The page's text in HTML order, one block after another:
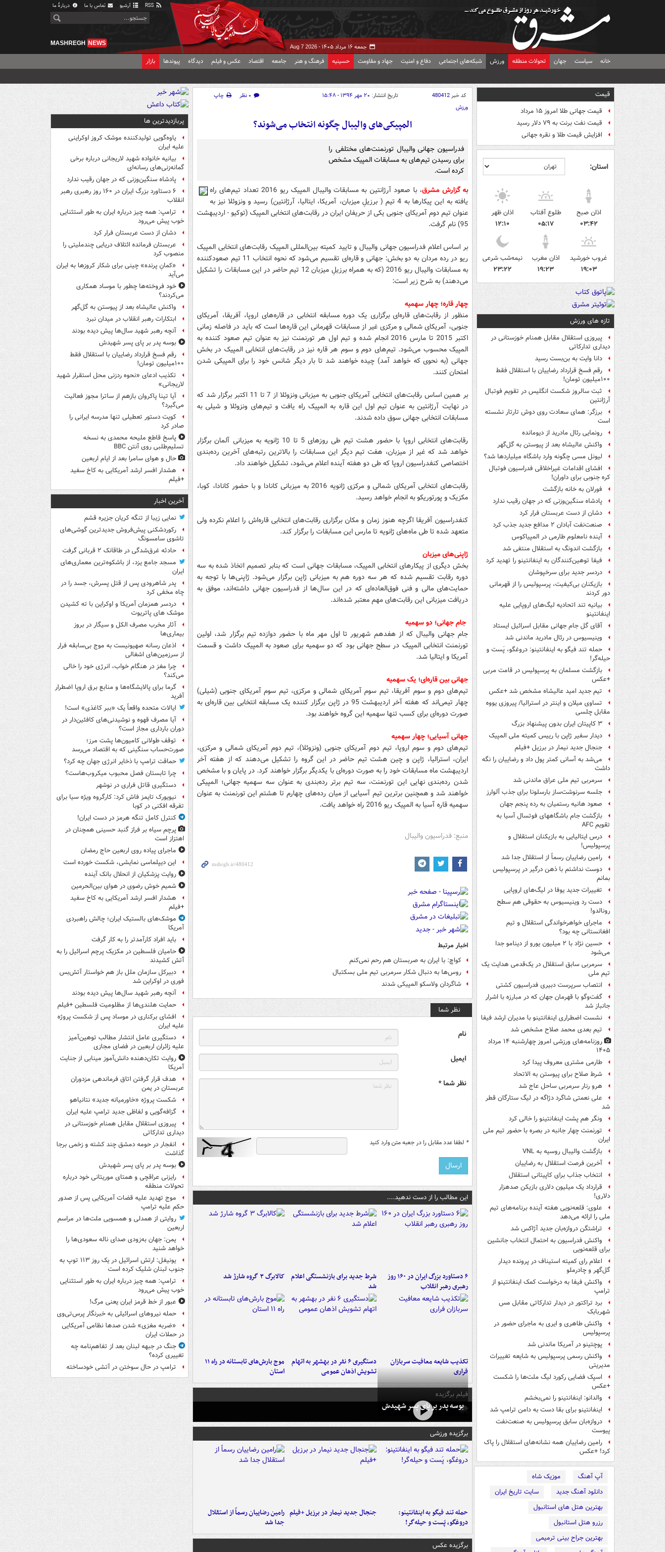
آرشیو تماس با ما دربارهٔ ما
جمعه ۱۶ مرداد ۱۴۰۵ - Aug 7 2026
MASHREGH NEWS
خانه سیاست جهان تحولات منطقه ورزش شبکه‌های اجتماعی دفاع و امنیت جهاد و مقاومت حسینیه فرهنگ و هنر جامعه اقتصاد عکس و فیلم دیدگاه پیوندها بازار
قیمت
قیمت جهانی طلا امروز ۱۵ مرداد
قیمت نفت برنت به ۷۹ دلار رسید
افزایش قیمت طلا و نقره جهانی
استان:
اذان صبح
۰۳:۴۲
طلوع آفتاب
۰۵:۱۷
اذان ظهر
۱۲:۱۰
غروب خورشید
۱۹:۰۳
اذان مغرب
۱۹:۲۳
نیمه‌شب شرعی
۲۳:۲۲
تازه های ورزش
پیروزی استقلال مقابل همنام خوزستانی در
دیداری تدارکاتی
دانا وایت به بن‌بست رسید
رقم فسخ قرارداد رضاییان با استقلال فقط
۱۰۰میلیون تومان!
ثبت سالروز شکست انگلیس در تقویم فوتبال
آرژانتین
برزگر: همای سعادت روی دوش تارتار نشسته
است
رونمایی رئال مادرید از دیومانده
واکنش عالیشاه بعد از پیوستن به گل‌گهر
لیونل مسی چگونه وارد باشگاه میلیاردها شد؟
افشای اقدامات غیراخلاقی فدراسیون فوتبال
کره جنوبی برای داوران!
فورلان به خانه بازگشت
پادشاه سنگین‌وزنی که در جهان رقیب ندارد
دشان از دست عربستان فرار کرد
صنعت‌نفت آبادان ۲ مدافع جدید جذب کرد
آینده نامعلوم طارمی در المپیاکوس
بازگشت اندونگ به استقلال منتفی شد
فیفا توهین‌کنندگان به اینفانتینو را تهدید کرد
دردسر جدید برای سرخپوشان
بازیکنان بی‌کیفیت، پرسپولیس را از قهرمانی
دور کردند
بیانیه تند اتحادیه لیگ‌های اروپایی علیه
اینفانتینو
آقای گل جام جهانی مقابل اسرائیل ایستاد
وینیسیوس در رئال مادرید ماندنی شد
حمله تند فیگو به اینفانتینو: دروغگو، پَست‌ و
حیله‌گر!
بازگشت مسلمان به پرسپولیس در قامت مربی
+عکس
تیم جدید امید عالیشاه مشخص شد +عکس
تساوی میلان و اینتر در استرالیا/ پیروزی یووه
مقابل چلسی
۳ کاپیتان ایران بدون پیشنهاد بزرگ
دیدار سفیر ژاپن با رییس کمیته ملی المپیک
جنجال جدید نیمار در برزیل +فیلم
می‌شد به آسانی کمتر پول داد و رضاییان را نگه
داشت
سرمربی تیم ملی عراق ماندنی شد
جلسه سرنوشت‌ساز بارسلونا برای جذب آلوارز
صعود هانیه رستمیان به رده پنجم جهان
بازگشت جام باشگاههای فوتسال آسیا به
تقویم AFC
درس ایتالیایی‌ به بازیکنان استقلال و
پرسپولیس!
رامین رضاییان رسماً از استقلال جدا شد
دوست نداشتم با ذهن درگیر در پرسپولیس
بمانم
تغییرات جدید یوفا در لیگ‌های اروپایی
دست رد وینیسیوس به حقوقی هم سطح
رونالدو!
ماجرای خواهرخواندگی استقلال و تیم
افغانستانی چه بود؟
حسین نژاد با ۲ میلیون یورو از دینامو جدا
می‌شود
سرمربی سابق استقلال در یک‌قدمی هدایت یک
تیم ملی
انتصاب سرپرست دبیری فدراسیون کشتی
گفت‌وگو با قهرمان جهان که در مبارزه با اشرار
جانباز شد
نشست اضطراری اینفانتینو با مدیران ارشد فیفا
تیم بعدی محمد صلاح مشخص شد
روزنامه‌های ورزشی امروز چهارشنبه ۱۴ مرداد
۱۴۰۵
طارمی مشتری معروف پیدا کرد
شرط صلاح برای پیوستن به الاتحاد
هرو رنار سرمربی ساحل عاج شد
علی نعمتی شاگرد دژاگه در لیگ ستارگان قطر
شد
ونگر هم پشت اینفانتینو را خالی کرد
تورنمنت چهار جانبه در بصره با حضور تیم ملی
ایران
بازگشت والیبال روسیه به VNL
آخرین فرصت استقلال به رضاییان
انتخاب جذاب برای کاپیتانی استقلال
قرارداد یک میلیون دلاری بازیکن صدهزار
دلاری!
علوی: قلعه‌نویی هفته آینده برنامه‌های تیم
ملی را ارائه می‌دهد
تراِشتگن دروازه‌بان جدید آژاکس شد
واکنش فدراسیون به احتمال انتخاب جانشین
برای قلعه‌نویی
اعلام رای کمیته استیناف در پرونده دیدار
گل‌گهر و چادرملو
واکنش فیفا به درخواست کمک اینفانتینو از
ترامپ
برد تراکتور در دیدار تدارکاتی مقابل مس
شهربابک
واکنش طاهری و ایری به ماجرای حضور در
پرسپولیس
پوچتینو در آمریکا ماندنی شد
واکنش رسمی پرسپولیس به شایعه تغییرات
مدیریتی
اسپک فضایی رکورد لیگ ملت‌ها را شکست
+عکس
والدانو: اینفانتینو را نمی‌بخشم
اینفانتینو برای بقا دست به دامن ترامپ شد
دروازه‌بان سابق پرسپولیس به صنعت‌نفت
پیوست
رامین رضاییان همه نشانه‌های استقلال را پاک
کرد! +عکس
آپ آهنگ
موزیک شاه
دانلود آهنگ جدید
سایت تاریخ ایران
بهترین هتل های استانبول
رزرو هتل استانبول
بهترین جراح بینی ترمیمی
کد خبر480412 تاریخ انتشار: ۲۰ مهر ۱۳۹۴ - ۱۵:۴۸ ۰ نظر
چاپ
ورزش
المپیکی‌های والیبال چگونه انتخاب می‌شوند؟
فدراسیون جهانی والیبال تورنمنت‌های مختلفی را
برای رسیدن تیم‌های به مسابقات المپیک مشخص
کرده است.
به گزارش مشرق
، با صعود آرژانتین به مسابقات والیبال المپیک ریو 2016 تعداد تیم‌های راه
یافته به این پیکارها به 4 تیم ( برزیلِ میزبان، آمریکا، ایتالیا، آرژانتین) رسید و ونزوئلا نیز به
عنوان تیم دوم آمریکای جنوبی یکی از حریفان ایران در رقابت‌های انتخابی المپیک (توکیو - اردیبهشت
95) نام گرفت.
بر اساس اعلام فدراسیون جهانی والیبال و تایید کمیته بین‌المللی المپیک رقابت‌های انتخابی المپیک
ریو در رده مردان به دو بخش: جهانی و قاره‌ای تقسیم می‌شود که نحوه انتخاب 11 تیم صعودکننده
به مسابقات والیبال ریو 2016 (که به همراه برزیلِ میزبان 12 تیم حاضر در این مسابقات را تشکیل
می‌دهند) به شرح زیر است:
چهار قاره؛ چهار سهمیه
منظور از رقابت‌های قاره‌ای برگزاری یک دوره مسابقه انتخابی در قاره‌های اروپا، آفریقا، آمریکای
جنوبی، آمریکای شمالی و مرکزی غیر از مسابقات قهرمانی این قاره‌ها است که باید در فاصله زمانی
اکتبر 2015 تا مارس 2016 انجام شده و تیم اول هر تورنمنت نیز به عنوان تیم صعود کننده به
المپیک محسوب می‌شود. تیم‌های دوم و سوم هر قاره نیز در رقابت‌های انتخابی المپیک در بخش
جهانی (به نحوی که خواهد آمد) چیده خواهند شد تا بار دیگر شانس خود را برای المپیکی شدن
امتحان کنند.
بر همین اساس رقابت‌های انتخابی آمریکای جنوبی به میزبانی ونزوئلا از 7 تا 11 اکتبر برگزار شد که
در نهایت آرژانتین به عنوان تیم اول این قاره به المپیک راه یافت و تیم‌های ونزوئلا و شیلی به
مسابقات انتخابی جهانی سوق داده شدند.
رقابت‌های انتخابی اروپا با حضور هشت تیم طی روزهای 5 تا 10 ژانویه به میزبانی آلمان برگزار
خواهد شد که غیر از میزبان، هفت تیم دیگر این مسابقات را بالاترین رتبه‌های آخرین رده‌بندی
اختصاصی کنفدراسیون اروپا که طی دو هفته آینده اعلام می‌شود، تشکیل خواهند داد.
رقابت‌های انتخابی آمریکای شمالی و مرکزی ژانویه 2016 به میزبانی کانادا و با حضور کانادا، کوبا،
مکزیک و پورتوریکو به انجام خواهد رسید.
کنفدراسیون آفریقا اگرچه هنوز زمان و مکان برگزاری رقابت‌های انتخابی قاره‌اش را اعلام نکرده ولی
متعهد شده تا طی ماه‌های ژانویه تا مارس این مسابقات را برگزار کند.
ژاپنی‌های میزبان
بخش دیگری از پیکارهای انتخابی المپیک، مسابقات جهانی است که بنابر تصمیم اتخاذ شده به سه
دوره رقابت تقسیم شده که هر سه دوره هم به میزبانی ژاپن برگزار می‌شود. ژاپنی‌ها با توجه به
حمایت‌های مالی و فنی فوق‌العاده‌ای که در این سال‌ها از فدراسیون جهانی داشته‌اند، موفق به
دریافت میزبانی این رقابت‌های مهم معتبر شده‌اند.
جام جهانی؛ دو سهمیه
جام جهانی والیبال که از هفدهم شهریور تا اول مهر ماه با حضور دوازده تیم برگزار شد، اولین
تورنمنت انتخابی المپیک در سطح جهانی بود که دو سهمیه برای صعود به المپیک داشت و قسمت
آمریکا و ایتالیا شد.
جهانی بین قاره‌ای؛ یک سهمیه
تیم‌های دوم و سوم آفریقا، تیم سوم آمریکای شمالی و مرکزی، تیم سوم آمریکای جنوبی (شیلی)
چهار تیمی‌اند که هفته آخر اردیبهشت 95 در ژاپن برگزار کننده یک مسابقه انتخابی بین قاره‌ای به
صورت دوره‌ای برای کسب تنها سهمیه این گروه خواهند بود.
جهانی آسیایی؛ چهار سهمیه
تیم‌های دوم و سوم اروپا، تیم دوم آمریکای جنوبی (ونزوئلا)، تیم دوم آمریکای شمالی و مرکزی،
ایران، استرالیا، ژاپن و چین هشت تیم حاضر در این گروه را تشکیل می‌دهند که از هفته آخر
اردیبهشت ماه مسابقات خود را به صورت دوره‌ای با یکدیگر برگزار خواهند کرد. در پایان و با مشخص
شدن رده‌بندی نهایی این تورنمنت، سه تیم برتر رده‌بندی به عنوان سه سهمیه جهانی؛ المپیکی
خواهند شد و همچنین برترین تیم آسیایی از میان رده‌های چهارم تا هشتم این تورنمنت به عنوان
سهمیه قاره آسیا به المپیک ریو 2016 راه خواهد یافت.
منبع: فدراسیون والیبال
اخبار مرتبط
کواچ: با ایران به صربستان هم رحم نمی‌کنم
روس‌ها به دنبال شکار سرمربی تیم ملی بسکتبال
شاگردان ولاسکو المپیکی شدند
نظر شما
نام
ایمیل
نظر شما *
* لطفا عدد مقابل را در جعبه متن وارد کنید
این مطالب را از دست ندهید....
۶ دستاورد بزرگ ایران در ۱۶۰ روز
رهبری رهبر انقلاب
شرط جدید برای بازنشستگی اعلام
شد
کالابرگ ۳ گروه شارژ شد
تکذیب شایعه معافیت سربازان
فراری
دستگیری ۶ نفر در بهشهر به اتهام
تشویش اذهان عمومی
موج بارش‌های تابستانه در راه ۱۱
استان
فیلم برگزیده
بوسه‌ پدر بر پای پسر شهیدش
برگزیده ورزشی
حمله تند فیگو به اینفانتینو:
دروغگو، پَست‌ و حیله‌گر!
جنجال جدید نیمار در برزیل +فیلم رامین رضاییان رسماً از استقلال
جدا شد
برگزیده عکس
پربازدیدترین ها
یاوه‌گویی تولیدکننده موشک کروز اوکراینی
علیه ایران
بیانیه خانواده شهید لاریجانی درباره برخی
گمانه‌زنی‌های رسانه‌ای
پادشاه سنگین‌وزنی که در جهان رقیب ندارد
۶ دستاورد بزرگ ایران در ۱۶۰ روز رهبری رهبر
انقلاب
ترامپ: همه چیز درباره ایران به طور استثنایی
خوب پیش می‌رود
دشان از دست عربستان فرار کرد
عربستان فرمانده ائتلاف دریایی چندملیتی را
منصوب کرد
«کمانِ پرنده» چینی برای شکار کروزها به ایران
می‌آید
خود فروخته‌ها چطور با موساد همکاری
می‌کردند؟
واکنش عالیشاه بعد از پیوستن به گل‌گهر
ابتکارات رهبر انقلاب در میدان نبرد
آنچه رهبر شهید سال‌ها پیش دیده بودند
بوسه‌ پدر بر پای پسر شهیدش
رقم فسخ قرارداد رضاییان با استقلال فقط
۱۰۰میلیون تومان!
تکذیب ادعای «نحوه ردزنی محل استقرار شهید
لاریجانی»
آیا تینا پاکروان بازهم از ساترا مجوز فعالیت
می‌گیرد؟
کویت دستور تعطیلی تنها مدرسه ایرانی را
صادر کرد
پاسخ قاطع ملیحه محمدی به نسخه
تسلیم‌طلبی روی آنتن BBC
حال و هوای سامرا بعد از ایام اربعین
هشدار افسر ارشد آمریکایی به کاخ سفید
+فیلم
آخرین اخبار
نمایی زیبا از تنگه کریان جزیره قشم
رکوردشکنی پیش‌فروش جدیدترین گوشی‌های
تاشوی سامسونگ
حادثه غرق‌شدگی در طاقانک ۲ قربانی گرفت
مسجد جامع یزد، از باشکوه‌ترین معماری‌های
ایران
پدر شاهرودی پس از قتل پسرش، جسد را در
چاه مخفی کرد
دردسر همزمان آمریکا و اوکراین با ته کشیدن
موشک های پاتریوت
آثار مخرب مصرف الکل و سیگار در بروز
بیماری‌ها
اذعان رسانه صهیونیست به موج بی‌سابقه فرار
از سرزمین‌های اشغالی
چرا مغز در هنگام خواب، انرژی خود را خالی
می‌کند؟
گرما برای پالایشگاه‌ها و منابع برق اروپا اضطرار
آفرید
ایالات متحده واقعاً یک «ببر کاغذی» است!
آیا مصرف قهوه و نوشیدنی‌های کافئین‌دار در
دوران بارداری مجاز است؟
توقف طولانی کامیون‌ها پشت مرز؛
صورت‌حساب سنگینی که به اقتصاد می‌رسد
حماقت ترامپ با ذخایر انرژی جهان چه کرد؟
چرا تابستان فصل محبوب میکروب‌هاست؟
دستگیری قاتل فراری در نوشهر
نیویورک تایمز فاش کرد: کارگروه ویژه سیا برای
تفرقه افکنی در کوبا
کنترل کامل تنگه هرمز در دست ایران!
پرچم سیاه بر فراز گنبد حسینی همچنان در
اهتزاز است
ماجرای پیاده روی اربعین حاج رمضان
این دیپلماسی نمایشی، شکست خورده است
روایت پزشکیان از انحلال بانک آینده
شمیم خوش رضوی در هوای بین‌الحرمین
هشدار افسر ارشد آمریکایی به کاخ سفید
+فیلم
موشک‌های بالستیک ایران؛ چالش راهبردی
آمریکا
باید افراد کارآمدتر را به کار گرفت
حامیان فلسطین در مکزیک پرچم اسرائیل را به
آتش کشیدند
دبیرکل سازمان ملل باز هم خواستار آتش‌بس
فوری در اوکراین شد
آنچه رهبر شهید سال‌ها پیش دیده بودند
حمایت هلندی‌ها از مظلومیت فلسطین +فیلم
افشای برکناری در موساد پس از شکست پروژه
علیه ایران
دستگیری عامل انتشار مطالب توهین‌آمیز
علیه زائران اربعین در فضای مجازی
روایت تکان‌دهنده دانش‌آموز مینابی از جنایت
آمریکا
هدف قرار گرفتن اتاق‌ فرماندهی مزدوران
عربستان در یمن
شکست پروژه «خاورمیانه جدید» نتانیاهو
گزافه‌گویی و لفاظی جدید ترامپ علیه ایران
پیروزی استقلال مقابل همنام خوزستانی در
دیداری تدارکاتی
انفجار در حومه دمشق چند کشته و زخمی برجا
گذاشت
بوسه‌ پدر بر پای پسر شهیدش
رایزنی عراقچی و همتای موریتانی خود درباره
تحولات منطقه
موج تهدید علیه قضات آمریکایی پس از صدور
حکم علیه ترامپ
روایتی از همدلی و همسویی ملت‌ها در مراسم
اربعین
یمن: جهان به‌زودی صدای ناله سعودی‌ها را
خواهد شنید
یونیفل: ارتش اسرائیل در یک روز ۱۱۳ توپ به
جنوب لبنان شلیک کرده است
ترامپ: همه چیز درباره ایران به طور استثنایی
خوب پیش می‌رود
عبور از خط قرمز ایران یعنی مرگ!
حمله نیروهای اسرائیلی به خبرنگار پرس‌تی‌وی
«ضربه مغزی» شدن صدها نظامی آمریکایی
در حملات ایران
جنگ در جبهه لبنان بعد از تفاهم‌نامه چه
تغییری کرده؟
ترامپ در حال سوختن در آتشی خودساخته